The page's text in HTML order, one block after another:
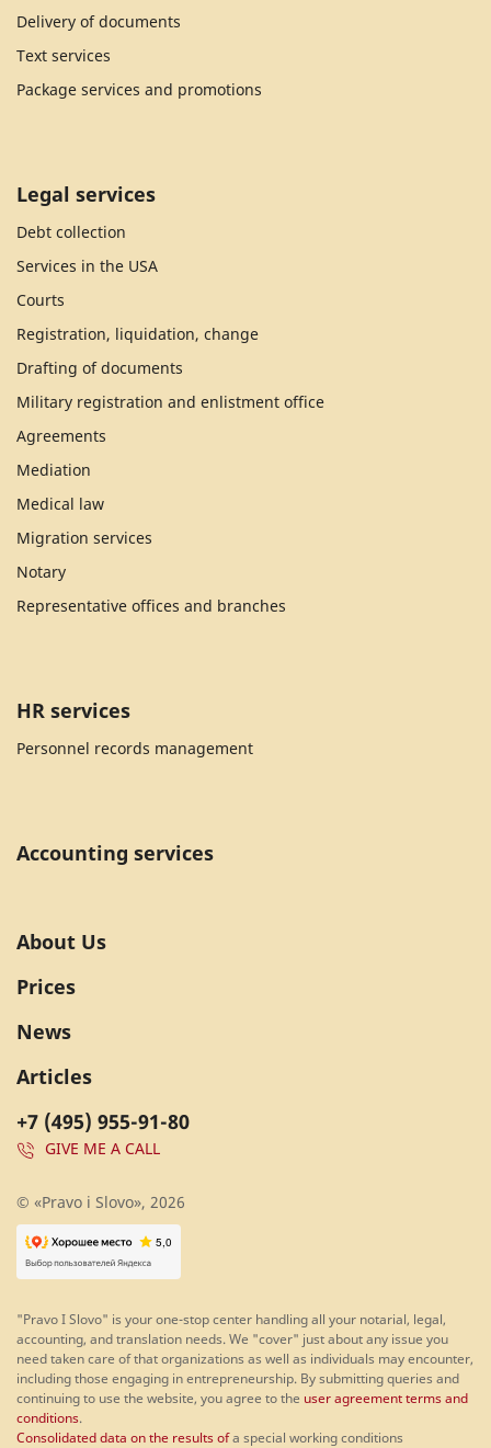
Delivery of documents
Text services
Package services and promotions
Legal services
Debt collection
Services in the USA
Courts
Registration, liquidation, change
Drafting of documents
Military registration and enlistment office
Agreements
Mediation
Medical law
Migration services
Notary
Representative offices and branches
HR services
Personnel records management
Accounting services
+7 (495) 955-91-80
GIVE ME A CALL
About Us
Prices
News
Articles
© «Pravo i Slovo», 2026
"Pravo I Slovo" is your one-stop center handling all your notarial, legal,
accounting, and translation needs. We "cover" just about any issue you
need taken care of that organizations as well as individuals may encounter,
including those engaging in entrepreneurship. By submitting queries and
continuing to use the website, you agree to the user agreement terms and
conditions.
Consolidated data on the results ofa special working conditions